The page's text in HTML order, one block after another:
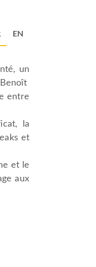
EN
un
entre
la
et
et le
aux